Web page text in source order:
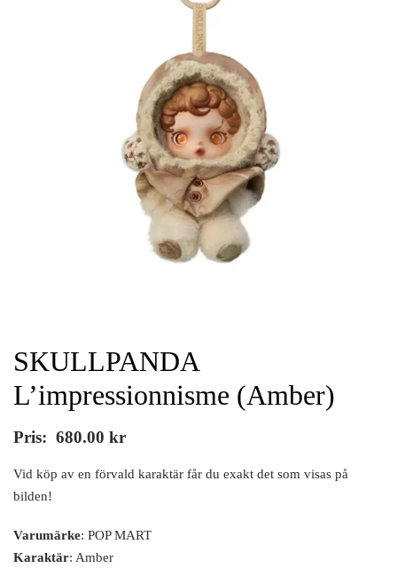
SKULLPANDA
L’impressionnisme (Amber)
Pris: 680.00 kr
Vid köp av en förvald karaktär får du exakt det som visas på
bilden!
Varumärke: POP MART
Karaktär: Amber